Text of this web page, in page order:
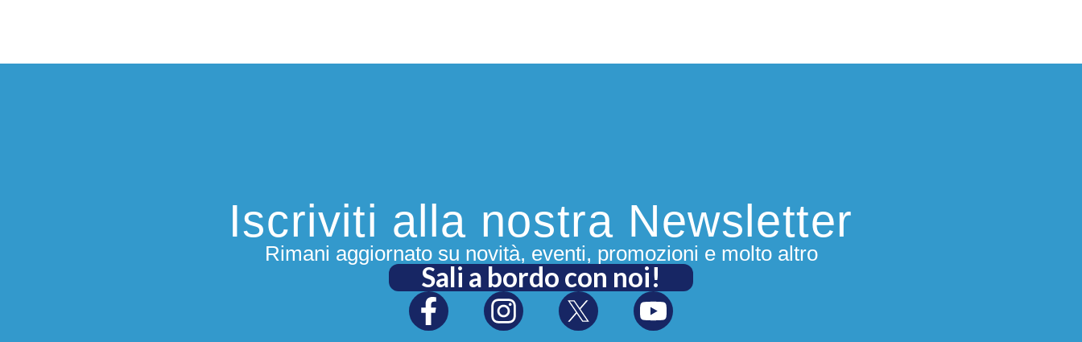
Iscriviti alla nostra Newsletter
Rimani aggiornato su novità, eventi, promozioni e molto altro
Sali a bordo con noi!